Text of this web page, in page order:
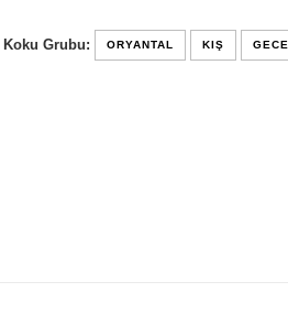
Koku Grubu: ORYANTAL KIŞ GECE